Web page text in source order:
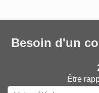
Besoin d'un
Être